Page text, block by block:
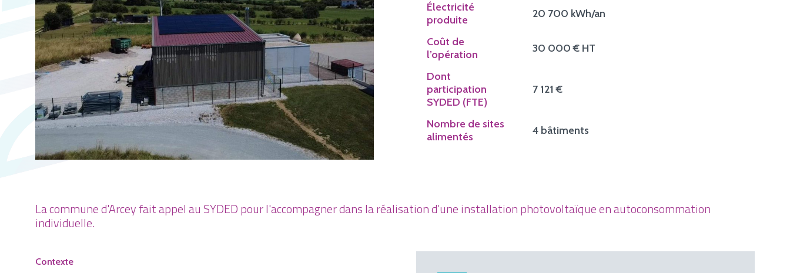
Électricité
produite
20 700 kWh/an
Coût de
l’opération
30 000 € HT
Dont
participation
SYDED (FTE)
7 121 €
Nombre de sites
alimentés
4 bâtiments
La commune d'Arcey fait appel au SYDED pour l'accompagner dans la réalisation d’une installation photovoltaïque en autoconsommation
individuelle.
Contexte